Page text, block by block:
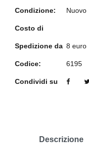
Condizione: Nuovo
Costo di
Spedizione da 8 euro
Codice: 6195
Condividi su
Descrizione